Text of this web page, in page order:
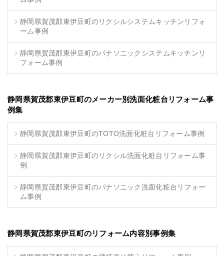
静岡県賀茂郡東伊豆町のリクシルシステムキッチンリフォ
ーム事例
静岡県賀茂郡東伊豆町のパナソニックシステムキッチンリ
フォーム事例
静岡県賀茂郡東伊豆町のメーカー別洗面化粧台リフォーム事
例集
静岡県賀茂郡東伊豆町のTOTO洗面化粧台リフォーム事例
静岡県賀茂郡東伊豆町のリクシル洗面化粧台リフォーム事
例
静岡県賀茂郡東伊豆町のパナソニック洗面化粧台リフォー
ム事例
静岡県賀茂郡東伊豆町のリフォーム内容別事例集